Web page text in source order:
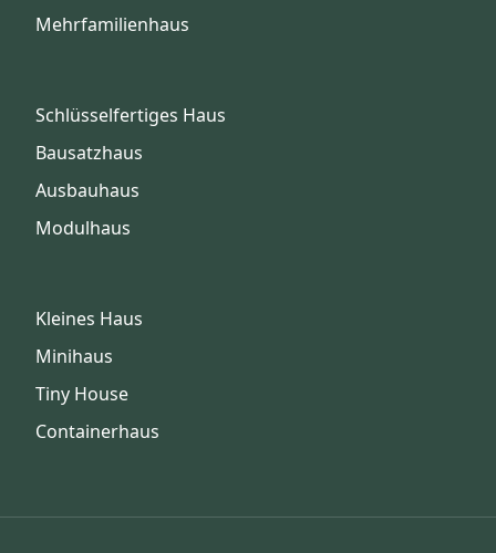
Mehrfamilienhaus
Schlüsselfertiges Haus
Bausatzhaus
Ausbauhaus
Modulhaus
Kleines Haus
Minihaus
Tiny House
Containerhaus